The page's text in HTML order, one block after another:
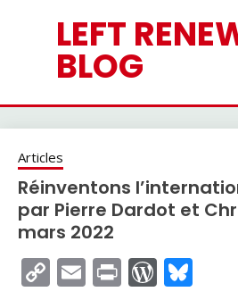
LEFT
BLOG
Articles
Réinventons
par Pierre Dardot et
mars 2022
CopyEmailPrint